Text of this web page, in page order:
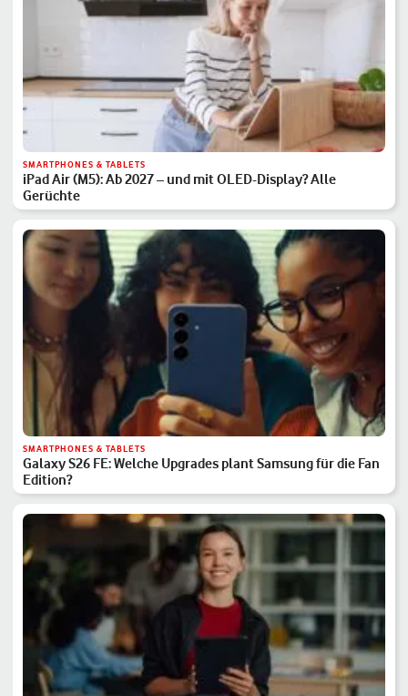
SMARTPHONES & TABLETS
iPad Air (M5): Ab 2027 – und mit OLED-Display? Alle
Gerüchte
SMARTPHONES & TABLETS
Galaxy S26 FE: Welche Upgrades plant Samsung für die Fan
Edition?